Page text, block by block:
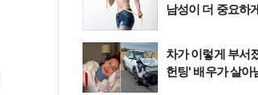
남성이 더 중요하
차가 이렇게 부서
헌팅' 배우가 살아